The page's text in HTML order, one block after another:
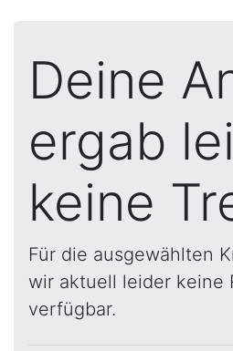
Deine
ergab
keine
Für die ausgewählten
wir aktuell leider keine
verfügbar.